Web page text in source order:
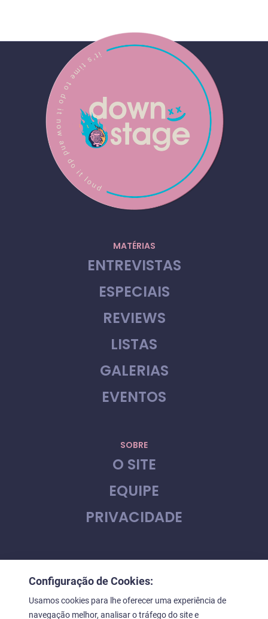
MATÉRIAS
ENTREVISTAS
ESPECIAIS
REVIEWS
LISTAS
GALERIAS
EVENTOS
SOBRE
O SITE
EQUIPE
PRIVACIDADE
FALE CONOSCO
Configuração de Cookies:
Usamos cookies para lhe oferecer uma experiência de
navegação melhor, analisar o tráfego do site e